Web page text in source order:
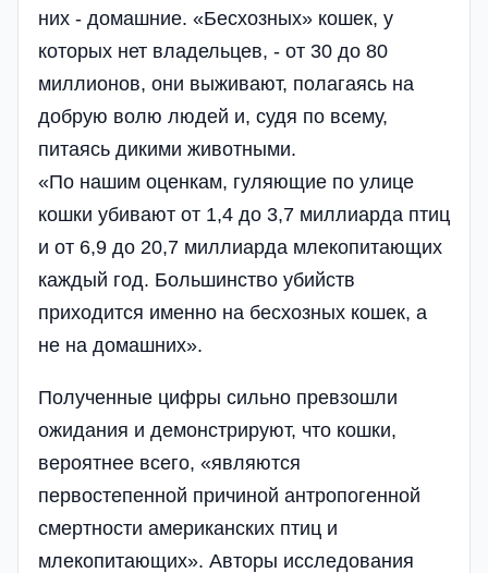
них - домашние. «Бесхозных» кошек, у
которых нет владельцев, - от 30 до 80
миллионов, они выживают, полагаясь на
добрую волю людей и, судя по всему,
питаясь дикими животными.
«По нашим оценкам, гуляющие по улице
кошки убивают от 1,4 до 3,7 миллиарда птиц
и от 6,9 до 20,7 миллиарда млекопитающих
каждый год. Большинство убийств
приходится именно на бесхозных кошек, а
не на домашних».
Полученные цифры сильно превзошли
ожидания и демонстрируют, что кошки,
вероятнее всего, «являются
первостепенной причиной антропогенной
смертности американских птиц и
млекопитающих». Авторы исследования